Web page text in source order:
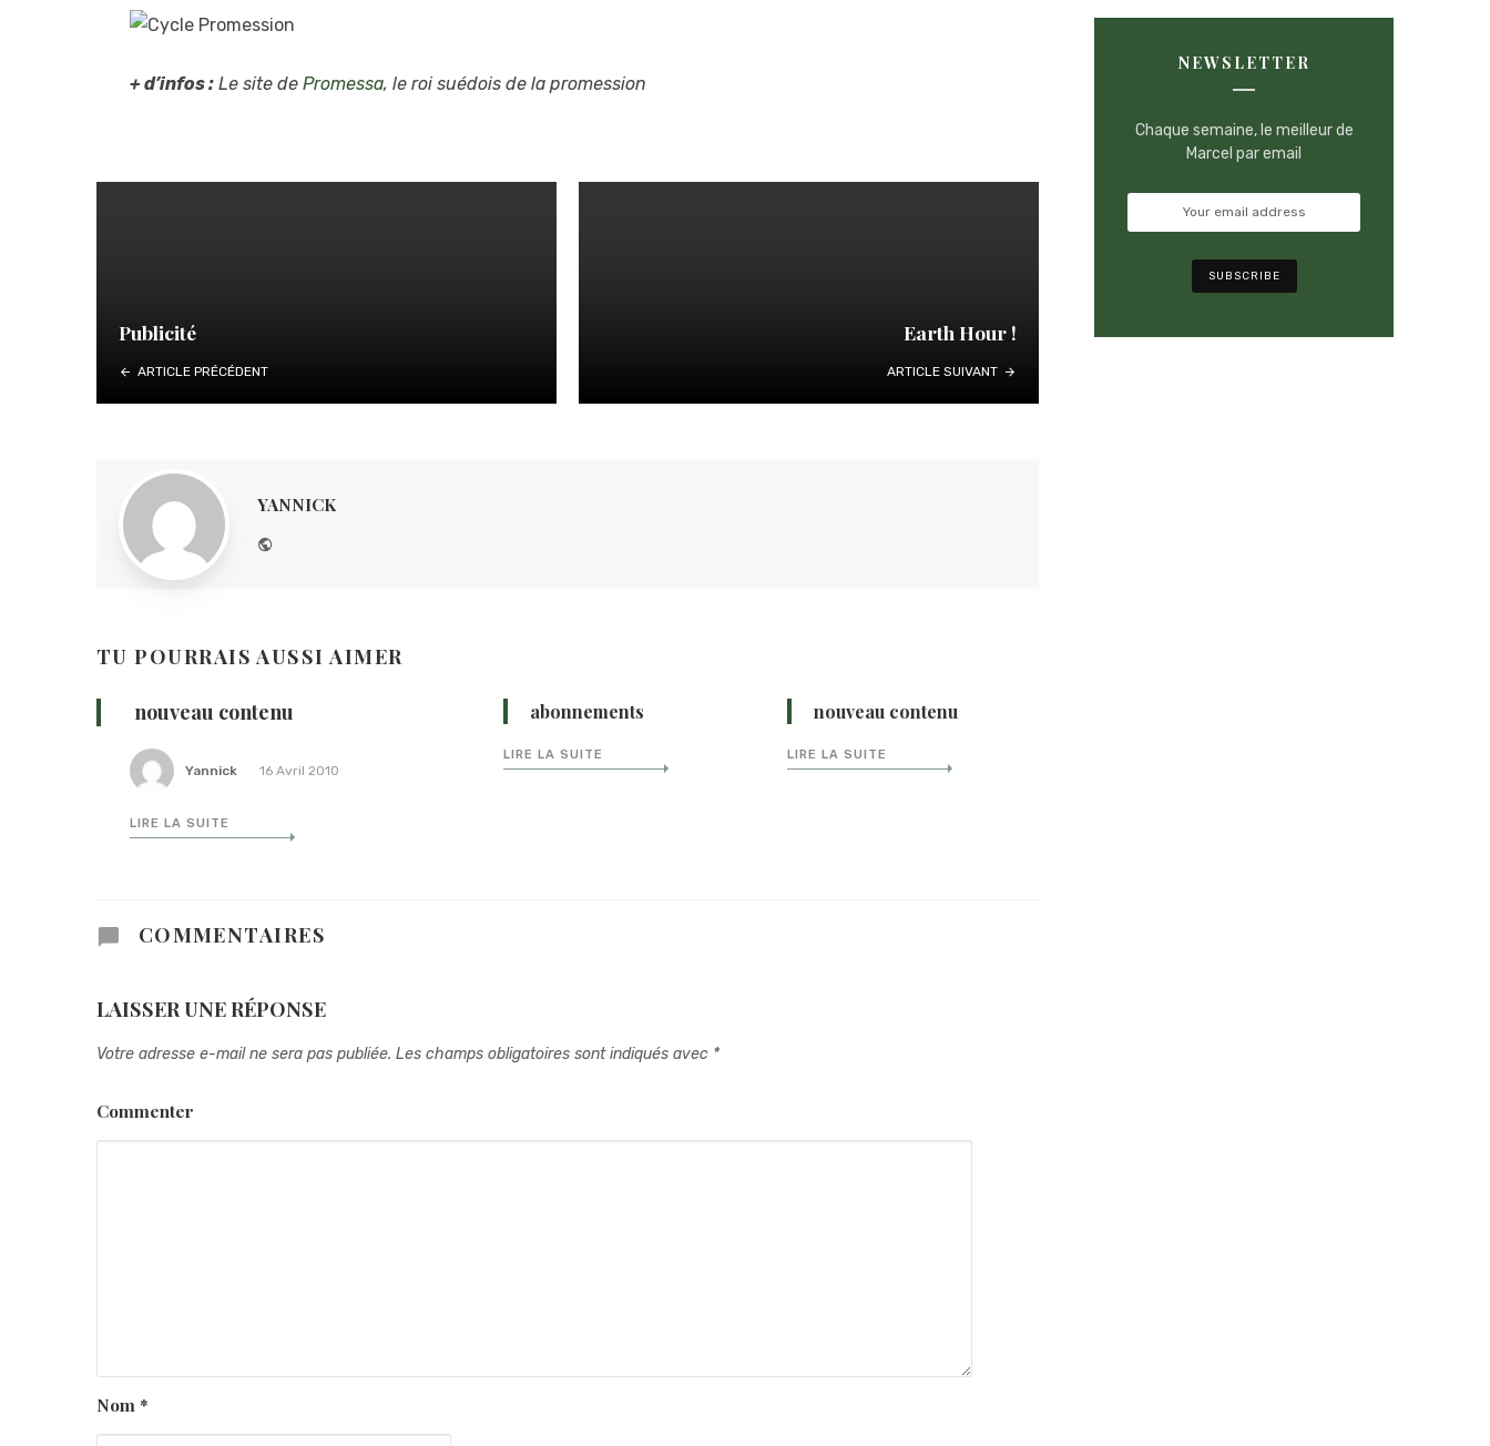
+ d’infos : Le site de Promessa, le roi suédois de la promession
Publicité
ARTICLE PRÉCÉDENT
Earth Hour !
ARTICLE SUIVANT
YANNICK
TU POURRAIS AUSSI AIMER
nouveau contenu
Yannick 16 Avril 2010
LIRE LA SUITE
abonnements
LIRE LA SUITE
nouveau contenu
LIRE LA SUITE
COMMENTAIRES
LAISSER UNE RÉPONSE
Votre adresse e-mail ne sera pas publiée. Les champs obligatoires sont indiqués avec *
Commenter
Nom*
NEWSLETTER
Chaque semaine, le meilleur de
Marcel par email